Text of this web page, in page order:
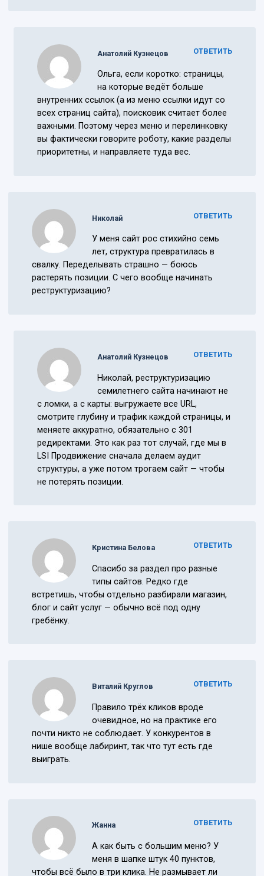
ОТВЕТИТЬ
Анатолий Кузнецов
Ольга, если коротко: страницы,
на которые ведёт больше
внутренних ссылок (а из меню ссылки идут со
всех страниц сайта), поисковик считает более
важными. Поэтому через меню и перелинковку
вы фактически говорите роботу, какие разделы
приоритетны, и направляете туда вес.
ОТВЕТИТЬ
Николай
У меня сайт рос стихийно семь
лет, структура превратилась в
свалку. Переделывать страшно — боюсь
растерять позиции. С чего вообще начинать
реструктуризацию?
ОТВЕТИТЬ
Анатолий Кузнецов
Николай, реструктуризацию
семилетнего сайта начинают не
с ломки, а с карты: выгружаете все URL,
смотрите глубину и трафик каждой страницы, и
меняете аккуратно, обязательно с 301
редиректами. Это как раз тот случай, где мы в
LSI Продвижение сначала делаем аудит
структуры, а уже потом трогаем сайт — чтобы
не потерять позиции.
ОТВЕТИТЬ
Кристина Белова
Спасибо за раздел про разные
типы сайтов. Редко где
встретишь, чтобы отдельно разбирали магазин,
блог и сайт услуг — обычно всё под одну
гребёнку.
ОТВЕТИТЬ
Виталий Круглов
Правило трёх кликов вроде
очевидное, но на практике его
почти никто не соблюдает. У конкурентов в
нише вообще лабиринт, так что тут есть где
выиграть.
ОТВЕТИТЬ
Жанна
А как быть с большим меню? У
меня в шапке штук 40 пунктов,
чтобы всё было в три клика. Не размывает ли